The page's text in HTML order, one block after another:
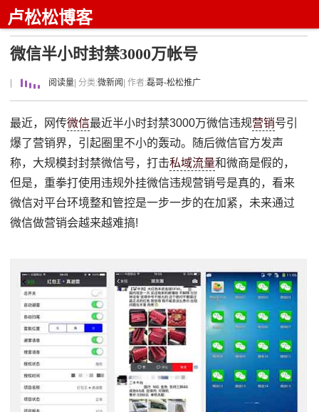
卢松松博客
微信半小时封禁3000万帐号
阅读量 | 分类:微新闻 | 作者:磊哥-松松推广
最近，网传微信最近半小时封禁3000万微信违规营销号引
爆了营销界，引起圈里不小的轰动。随后微信官方发声
称，大规模封封禁微信号，打击私域流量和微商是假的，
但是，重拳打使用违规外挂微信违规营销号是真的，看来
微信对平台环境整和管控是一步一步的在加紧，未来通过
微信做营销会越来越难搞!